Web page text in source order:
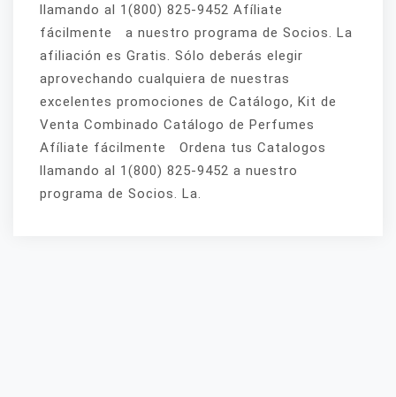
llamando al 1(800) 825-9452 Afíliate
fácilmente a nuestro programa de Socios. La
afiliación es Gratis. Sólo deberás elegir
aprovechando cualquiera de nuestras
excelentes promociones de Catálogo, Kit de
Venta Combinado Catálogo de Perfumes
Afíliate fácilmente Ordena tus Catalogos
llamando al 1(800) 825-9452 a nuestro
programa de Socios. La.